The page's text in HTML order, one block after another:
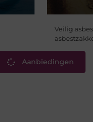
Veilig
Aanbiedingen